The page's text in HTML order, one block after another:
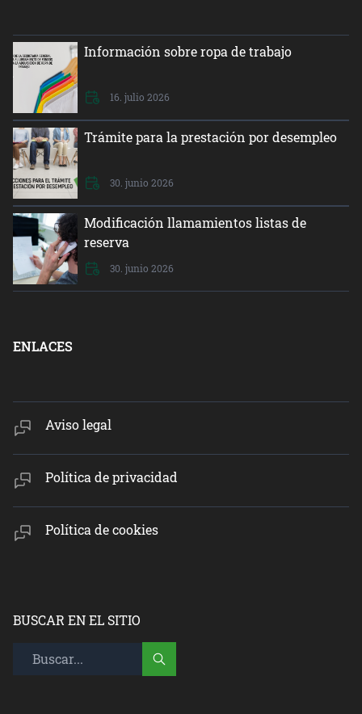
Información sobre ropa de trabajo
16. julio 2026
Trámite para la prestación por desempleo
30. junio 2026
Modificación llamamientos listas de
reserva
30. junio 2026
ENLACES
Aviso legal
Política de privacidad
Política de cookies
BUSCAR EN EL SITIO